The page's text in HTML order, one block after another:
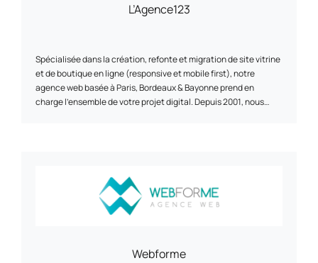
L’Agence123
Spécialisée dans la création, refonte et migration de site vitrine
et de boutique en ligne (responsive et mobile first), notre
agence web basée à Paris, Bordeaux & Bayonne prend en
charge l’ensemble de votre projet digital. Depuis 2001, nous
Management System) du marché pour lesquels nous sommes
certifiés (Prestashop, Wordpress, Magento, Joomla...) et
participons ainsi au développement de marques et des
Webforme